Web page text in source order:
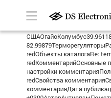
redОбъекты каталогаRe:
redКомментарийОсновные
настройки
redСвойства
комментарияДата